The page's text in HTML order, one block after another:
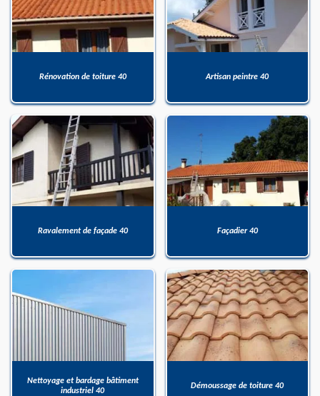
Rénovation de toiture 40 Artisan peintre 40
Ravalement de façade 40 Façadier 40
Nettoyage et bardage bâtiment
industriel 40
Démoussage de toiture 40